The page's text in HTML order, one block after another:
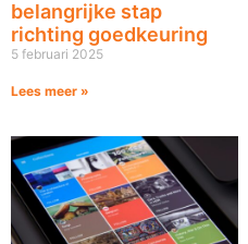
belangrijke stap
richting goedkeuring
5 februari 2025
Lees meer »